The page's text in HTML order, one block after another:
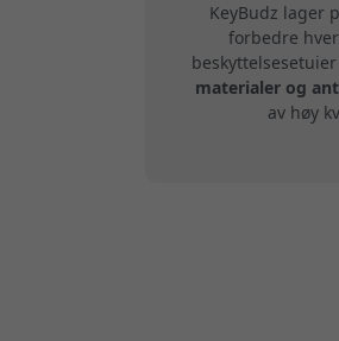
KeyBudz lager
forbedre
materialer og
av høy